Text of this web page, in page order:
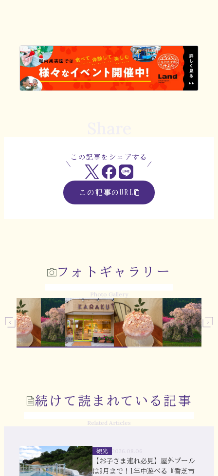
この記事をシェアする
この記事のURL
フォトギャラリー
Photo Gallery
続けて読まれている記事
Related Articles
観光
【お子さま連れ必見】屋外プール
は9月まで！1年中遊べる『香芝市